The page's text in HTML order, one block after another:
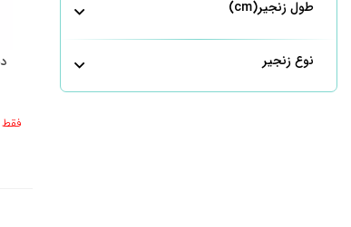
طول زنجیر(cm)
نوع زنجیر
فقط 1 عدد باقی مانده